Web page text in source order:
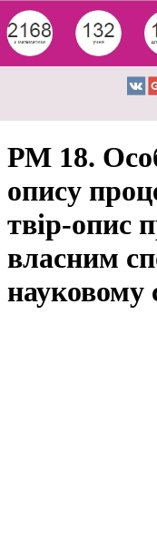
РМ 18.
опису
твір-опис
власним
науковому